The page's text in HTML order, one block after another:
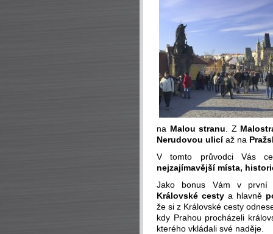
na Malou stranu . Z
Nerudovou ulicíaž na
V tomto průvodci Vás
nejzajímavější místa,
Jako bonus Vám v
Královské cesty a hlavně
že si z Královské cesty
kdy Prahou procházeli
kterého vkládali své naděje.